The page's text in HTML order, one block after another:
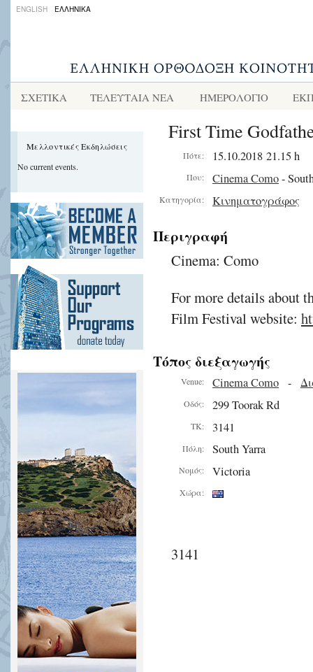
ENGLISH ΕΛΛΗΝΙΚΑ
ΣΧΕΤΙΚΑ ΤΕΛΕΥΤΑΙΑ ΝΕΑ ΗΜΕΡΟΛΟΓΙΟ
Μελλοντικές Εκδηλώσεις
No current events.
First Time
Πότε: 15.10.2018 21.15 h
Που: Cinema Como-
Κατηγορία: Κινηματογράφος
Περιγραφή
Cinema: Como
For more details about
Film Festival website:
Τόπος διεξαγωγής
Venue: Cinema Como -
Οδός: 299 Toorak Rd
ΤΚ: 3141
Πόλη: South Yarra
Νομός: Victoria
Χώρα:
3141